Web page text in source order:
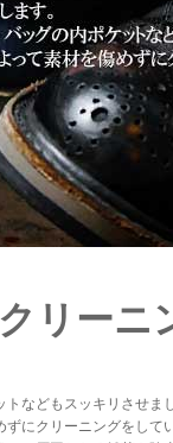
リーニ
などもスッキリさせま
ずにクリーニングをし